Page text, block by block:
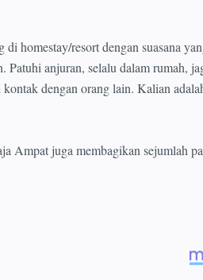
homestay/resort dengan suasana
Patuhi anjuran, selalu dalam rumah,
dengan orang lain. Kalian
Ampat juga membagikan sejumlah